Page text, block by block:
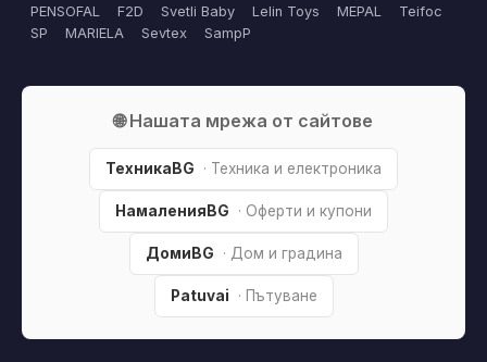
PENSOFAL
F2D Svetli Baby Lelin Toys MEPAL
Teifoc
SP
MARIELA Sevtex SampP
🌐 Нашата мрежа от сайтове
ТехникаBG · Техника и електроника
НамаленияBG · Оферти и купони
ДомиBG · Дом и градина
Patuvai · Пътуване